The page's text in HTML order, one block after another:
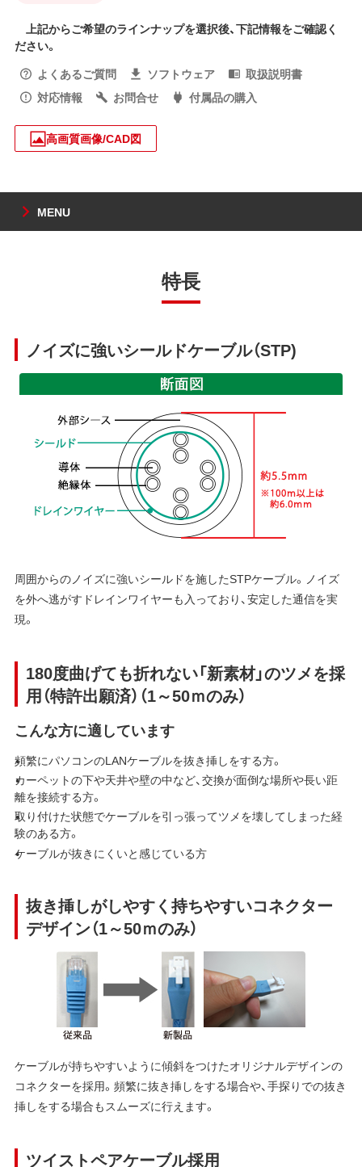
上記からご希望のラインナップを選択後、下記情報をご確認く
ださい。
よくあるご質問
ソフトウェア
取扱説明書
対応情報
お問合せ 付属品の購入
高画質画像/CAD図
MENU
特長
ノイズに強いシールドケーブル（STP)
周囲からのノイズに強いシールドを施したSTPケーブル。ノイズ
を外へ逃がすドレインワイヤーも入っており、安定した通信を実
現。
180度曲げても折れない「新素材」のツメを採
用（特許出願済）（1～50ｍのみ）
こんな方に適しています
頻繁にパソコンのLANケーブルを抜き挿しをする方。
カーペットの下や天井や壁の中など、交換が面倒な場所や長い距
離を接続する方。
取り付けた状態でケーブルを引っ張ってツメを壊してしまった経
験のある方。
ケーブルが抜きにくいと感じている方
抜き挿しがしやすく持ちやすいコネクター
デザイン（1～50ｍのみ）
ケーブルが持ちやすいように傾斜をつけたオリジナルデザインの
コネクターを採用。頻繁に抜き挿しをする場合や、手探りでの抜き
挿しをする場合もスムーズに行えます。
ツイストペアケーブル採用